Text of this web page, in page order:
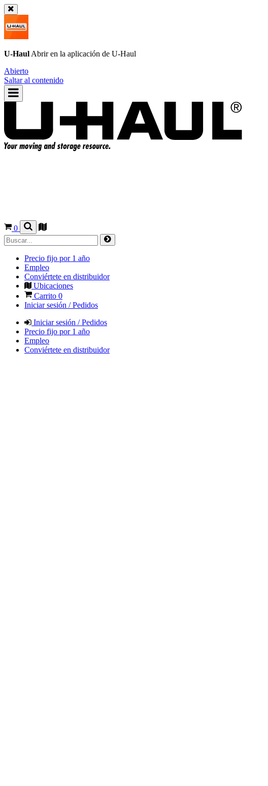
U-Haul Abrir en la aplicación de U-Haul
Abierto
Saltar al contenido
0
Precio fijo por 1 año
Empleo
Conviértete en distribuidor
Ubicaciones
Carrito 0
Iniciar sesión / Pedidos
Iniciar sesión / Pedidos
Precio fijo por 1 año
Empleo
Conviértete en distribuidor